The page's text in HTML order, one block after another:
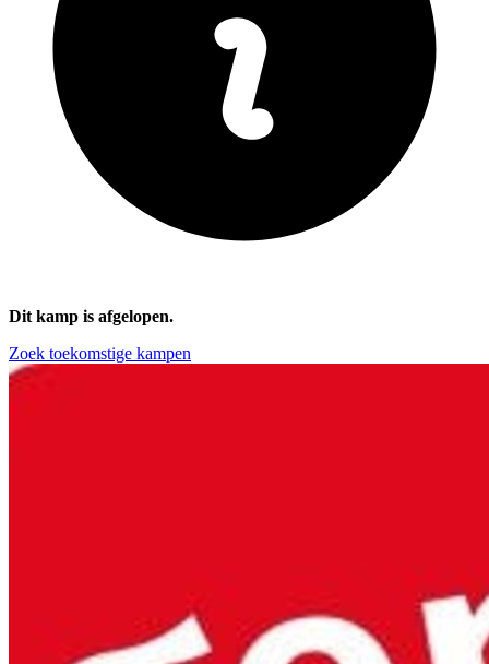
Dit kamp is afgelopen.
Zoek toekomstige kampen